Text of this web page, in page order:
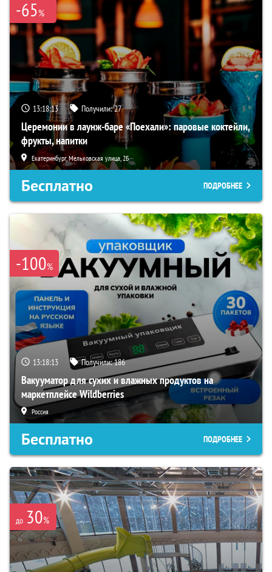
-65%
13:18:12 Получили:27
Церемонии в лаунж-баре «Поехали»: паровые коктейли,
фрукты, напитки
Екатеринбург, Мельковская улица, 2Б
Бесплатно ПОДРОБНЕЕ
-100%
13:18:12 Получили:186
Вакууматор для сухих и влажных продуктов на
маркетплейсе Wildberries
Россия
Бесплатно ПОДРОБНЕЕ
до 30%